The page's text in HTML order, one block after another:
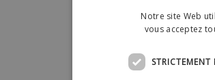
Notre site Web
vous acceptez
STRICTEMENT